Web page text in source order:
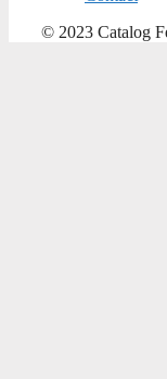
© 2023 Catalog